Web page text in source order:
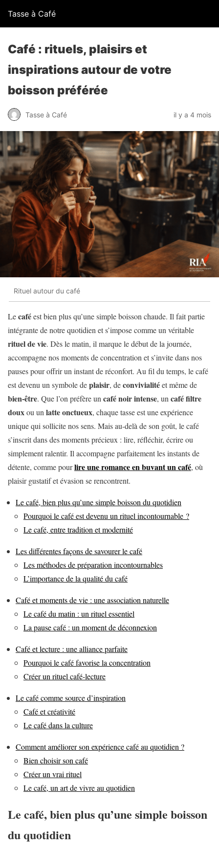
Tasse à Café
Café : rituels, plaisirs et
inspirations autour de votre
boisson préférée
Tasse à Café il y a 4 mois
Rituel autour du café
Lecaféest bien plus qu’une simple boisson chaude. Il fait partie
intégrante de notre quotidien et s’impose comme un véritable
rituel de vie. Dès le matin, il marque le début de la journée,
accompagne nos moments de concentration et s’invite dans nos
pauses pour offrir un instant de réconfort. Au fil du temps, le café
est devenu un symbole deplaisir, deconvivialitéet même de
bien-être. Que l’on préfère un café noir intense, un café filtre
douxou un latte onctueux, chaque tasse est une expérience
unique qui sollicite nos sens. Mais au-delà de son goût, le café
s’inscrit dans des moments précieux : lire, réfléchir, écrire ou
simplement ralentir. Il accompagne parfaitement les instants de
détente, comme pourlire une romance en buvant un café, où
plaisir gustatif et évasion se rencontrent.
Le café, bien plus qu’une simple boisson du quotidien
Pourquoi le café est devenu un rituel incontournable ?
Le café, entre tradition et modernité
Les différentes façons de savourer le café
Les méthodes de préparation incontournables
L’importance de la qualité du café
Café et moments de vie : une association naturelle
Le café du matin : un rituel essentiel
La pause café : un moment de déconnexion
Café et lecture : une alliance parfaite
Pourquoi le café favorise la concentration
Créer un rituel café-lecture
Le café comme source d’inspiration
Café et créativité
Le café dans la culture
Comment améliorer son expérience café au quotidien ?
Bien choisir son café
Créer un vrai rituel
Le café, un art de vivre au quotidien
Le café, bien plus qu’une simple boisson
du quotidien